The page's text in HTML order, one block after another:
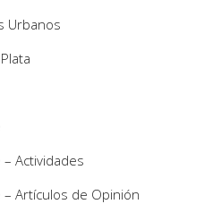
Urbanos
Actividades
– Artículos de Opinión